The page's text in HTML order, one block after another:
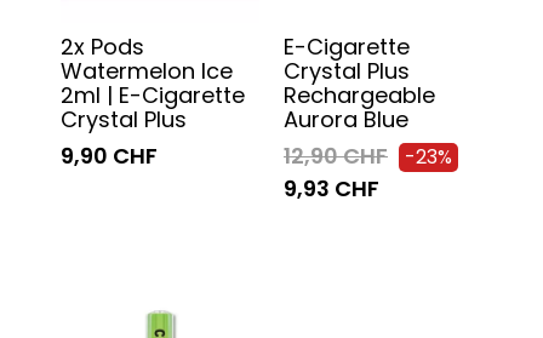
2x Pods
Watermelon Ice
2ml | E-Cigarette
Crystal Plus
9,90 CHF
E-Cigarette
Crystal Plus
Rechargeable
Aurora Blue
12,90 CHF
-23%
9,93 CHF